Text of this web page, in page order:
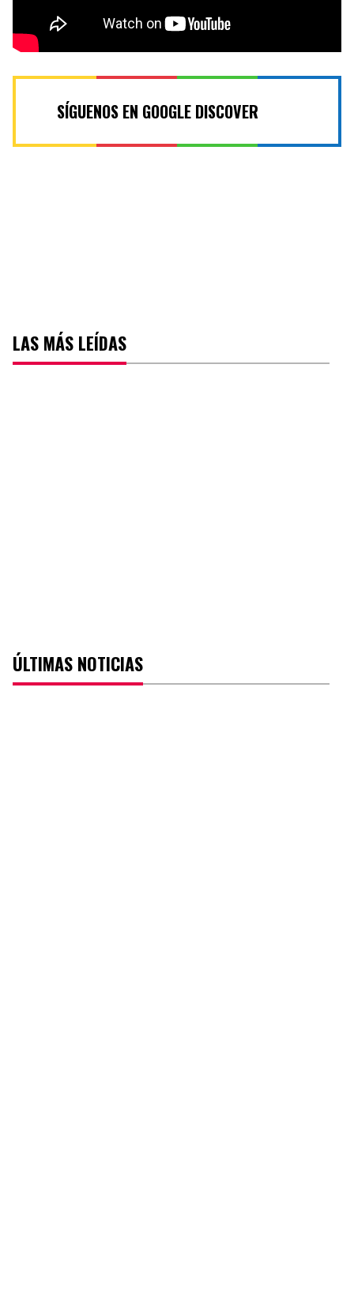
SÍGUENOS EN GOOGLE DISCOVER
LAS MÁS LEÍDAS
ÚLTIMAS NOTICIAS